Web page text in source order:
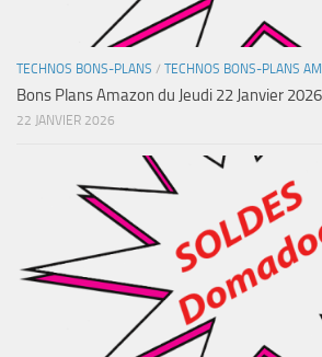
TECHNOS BONS-PLANS / TECHNOS BONS-PLANS
Bons Plans Amazon du Jeudi 22 Janvier
22 JANVIER 2026